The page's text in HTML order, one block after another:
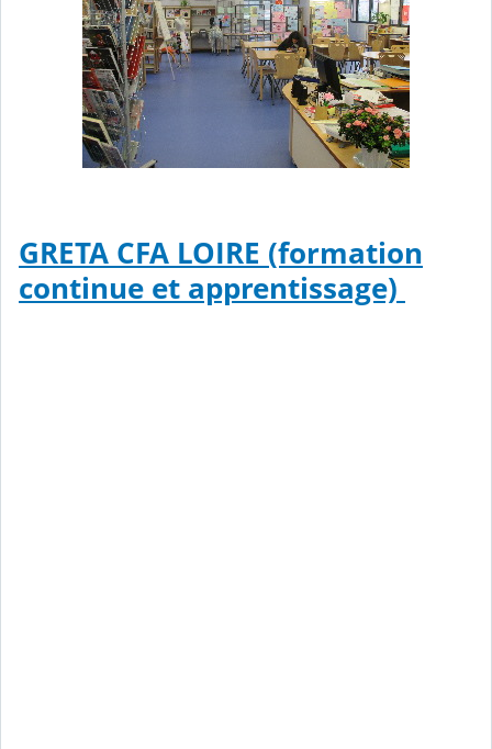
GRETA CFA LOIRE (formation
continue et apprentissage)